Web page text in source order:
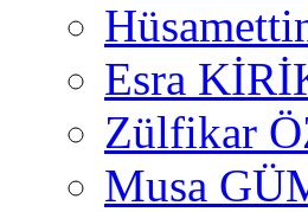
Esra
Zülfikar
Musa